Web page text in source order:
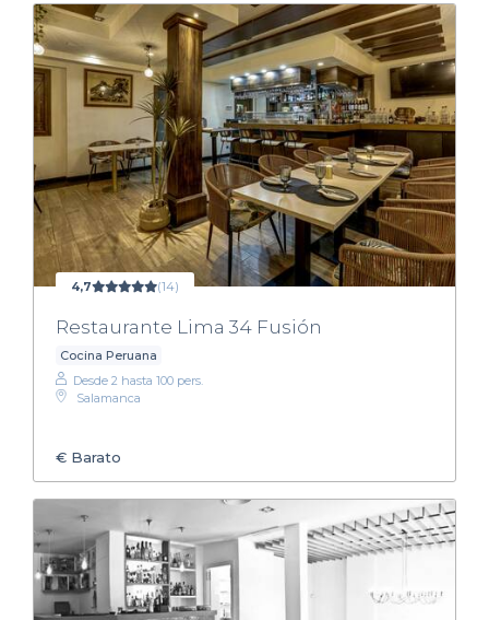
4,7 (14)
Restaurante Lima 34 Fusión
Cocina Peruana
Desde 2 hasta 100 pers.
Salamanca
€ Barato